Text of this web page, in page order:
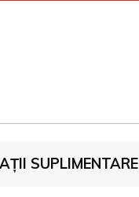
SUPLIMENTARE